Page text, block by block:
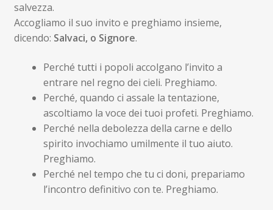
salvezza.
Accogliamo il suo invito e preghiamo insieme,
dicendo: Salvaci, o Signore.
Perché tutti i popoli accolgano l’invito a
entrare nel regno dei cieli. Preghiamo.
Perché, quando ci assale la tentazione,
ascoltiamo la voce dei tuoi profeti. Preghiamo.
Perché nella debolezza della carne e dello
spirito invochiamo umilmente il tuo aiuto.
Preghiamo.
Perché nel tempo che tu ci doni, prepariamo
l’incontro definitivo con te. Preghiamo.